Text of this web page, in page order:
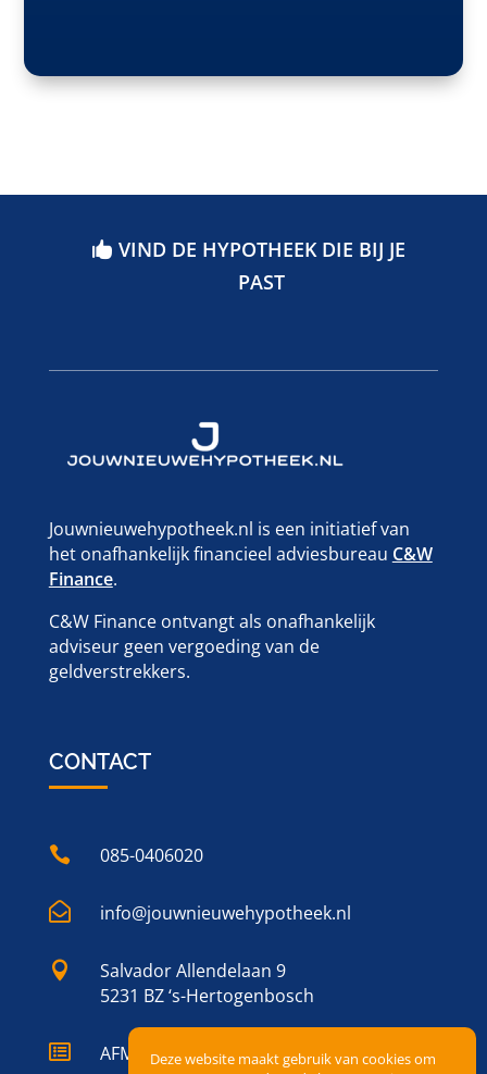
VIND DE HYPOTHEEK DIE BIJ JE
PAST
Jouwnieuwehypotheek.nl is een initiatief van
het onafhankelijk financieel adviesbureau C&W
Finance.
C&W Finance ontvangt als onafhankelijk
adviseur geen vergoeding van de
geldverstrekkers.
CONTACT
 085-0406020
 info@jouwnieuwehypotheek.nl

Salvador Allendelaan 9
5231 BZ ‘s-Hertogenbosch
 AFM registernummer 120437739
Deze website maakt gebruik van cookies om